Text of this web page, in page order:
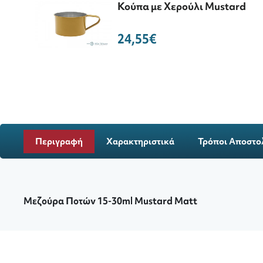
Κούπα με Χερούλι Mustard
24,55€
Περιγραφή Χαρακτηριστικά Τρόποι
Μεζούρα Ποτών 15-30ml Mustard Matt